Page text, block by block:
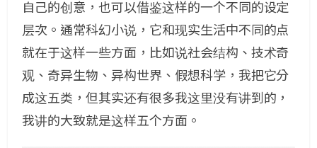
自己的创意，也可以借鉴这样的一个不同的设定
层次。通常科幻小说，它和现实生活中不同的点
就在于这样一些方面，比如说社会结构、技术奇
观、奇异生物、异构世界、假想科学，我把它分
成这五类，但其实还有很多我这里没有讲到的，
我讲的大致就是这样五个方面。